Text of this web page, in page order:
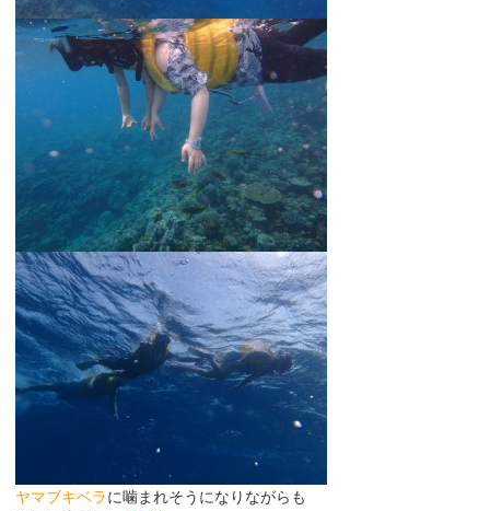
ヤマブキベラに噛まれそうになりながらも